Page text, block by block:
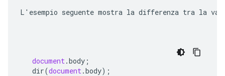
L'esempio seguente mostra la differenza tra la
document .body ;
dir(document .body);